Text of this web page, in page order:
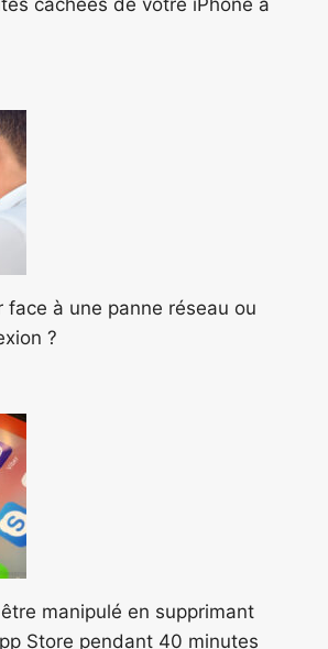
face à une panne réseau ou
?
manipulé en supprimant
Store pendant 40 minutes